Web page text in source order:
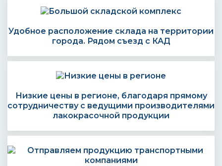
Удобное расположение склада на территории
города. Рядом съезд с КАД
Низкие цены в регионе, благодаря прямому
сотрудничеству с ведущими производителями
лакокрасочной продукции